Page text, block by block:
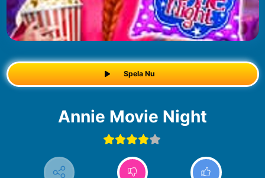
Spela Nu
Annie Movie Night